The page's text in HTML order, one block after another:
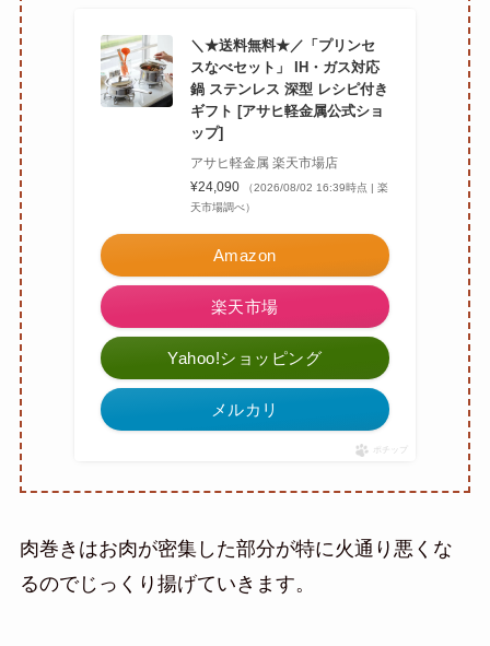
＼★送料無料★／「プリンセ
スなべセット」 IH・ガス対応
鍋 ステンレス 深型 レシピ付き
ギフト [アサヒ軽金属公式ショ
ップ]
アサヒ軽金属 楽天市場店
¥24,090
（2026/08/02 16:39時点 | 楽
天市場調べ）
Amazon
楽天市場
Yahoo!ショッピング
メルカリ
ポチップ
肉巻きはお肉が密集した部分が特に火通り悪くな
るのでじっくり揚げていきます。